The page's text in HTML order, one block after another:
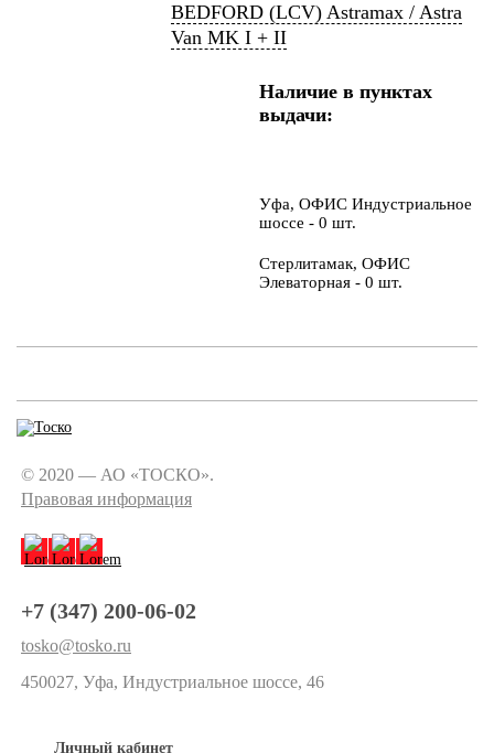
BEDFORD (LCV) Astramax / Astra
Van MK I + II
Наличие в пунктах
выдачи:
Уфа, ОФИС Индустриальное
шоссе - 0 шт.
Стерлитамак, ОФИС
Элеваторная - 0 шт.
© 2020 — АО «ТОСКО».
Правовая информация
+7 (347) 200-06-02
tosko@tosko.ru
450027, Уфа, Индустриальное шоссе, 46
Личный кабинет